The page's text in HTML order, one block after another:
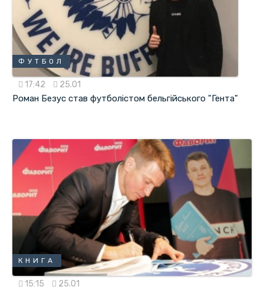
ФУТБОЛ
17:42 25.01
Роман Безус став футболістом бельгійського "Гента"
КНИГА
15:15 25.01